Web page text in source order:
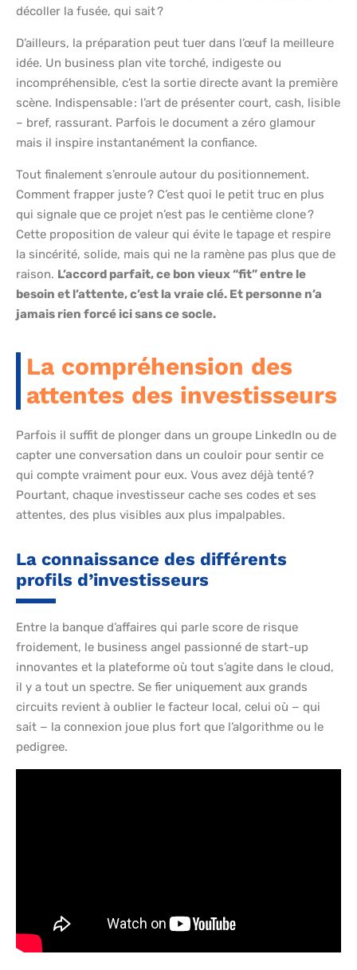
décoller la fusée, qui sait ?
D’ailleurs, la préparation peut tuer dans l’œuf la meilleure
idée. Un business plan vite torché, indigeste ou
incompréhensible, c’est la sortie directe avant la première
scène. Indispensable : l’art de présenter court, cash, lisible
– bref, rassurant. Parfois le document a zéro glamour
mais il inspire instantanément la confiance.
Tout finalement s’enroule autour du positionnement.
Comment frapper juste ? C’est quoi le petit truc en plus
qui signale que ce projet n’est pas le centième clone ?
Cette proposition de valeur qui évite le tapage et respire
la sincérité, solide, mais qui ne la ramène pas plus que de
raison. L’accord parfait, ce bon vieux “fit” entre le
besoin et l’attente, c’est la vraie clé. Et personne n’a
jamais rien forcé ici sans ce socle.
La compréhension des
attentes des investisseurs
Parfois il suffit de plonger dans un groupe LinkedIn ou de
capter une conversation dans un couloir pour sentir ce
qui compte vraiment pour eux. Vous avez déjà tenté ?
Pourtant, chaque investisseur cache ses codes et ses
attentes, des plus visibles aux plus impalpables.
La connaissance des différents
profils d’investisseurs
Entre la banque d’affaires qui parle score de risque
froidement, le business angel passionné de start-up
innovantes et la plateforme où tout s’agite dans le cloud,
il y a tout un spectre. Se fier uniquement aux grands
circuits revient à oublier le facteur local, celui où − qui
sait − la connexion joue plus fort que l’algorithme ou le
pedigree.